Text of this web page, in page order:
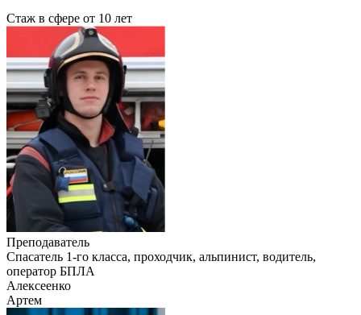
Стаж в сфере от 10 лет
Преподаватель
Cпасатель 1-го класса, проходчик, альпинист, водитель,
оператор БПЛА
Алексеенко
Артем